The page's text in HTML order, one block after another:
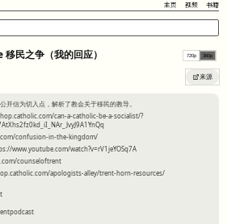
主页 视频 书籍
720p 360p
民之争（我的回应）
来源
开信为切入点，解析了教会关于移民的教导。
can-a-catholic-be-a-socialist/?
confusion-in-the-kingdom/
www.youtube.com/watch?v=rV1jeYOSq7A
counseloftrent
apologists-alley/trent-horn-resources/